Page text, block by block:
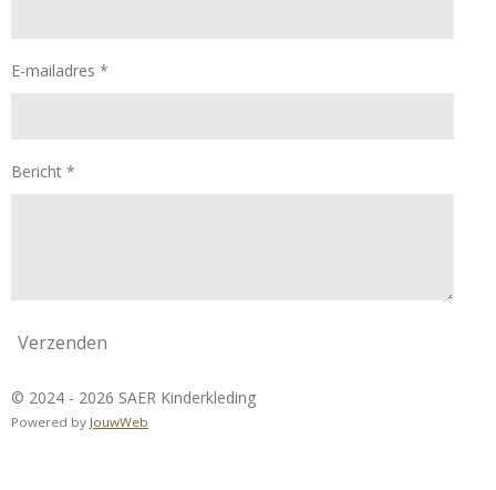
E-mailadres *
Bericht *
Verzenden
© 2024 - 2026 SAER Kinderkleding
Powered by JouwWeb